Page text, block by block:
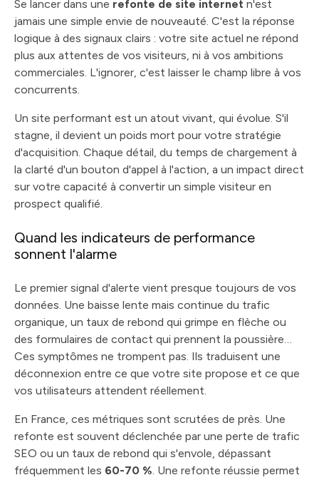
Se lancer dans une refonte de site internet n'est
jamais une simple envie de nouveauté. C'est la réponse
logique à des signaux clairs : votre site actuel ne répond
plus aux attentes de vos visiteurs, ni à vos ambitions
commerciales. L'ignorer, c'est laisser le champ libre à vos
concurrents.
Un site performant est un atout vivant, qui évolue. S'il
stagne, il devient un poids mort pour votre stratégie
d'acquisition. Chaque détail, du temps de chargement à
la clarté d'un bouton d'appel à l'action, a un impact direct
sur votre capacité à convertir un simple visiteur en
prospect qualifié.
Quand les indicateurs de performance
sonnent l'alarme
Le premier signal d'alerte vient presque toujours de vos
données. Une baisse lente mais continue du trafic
organique, un taux de rebond qui grimpe en flèche ou
des formulaires de contact qui prennent la poussière…
Ces symptômes ne trompent pas. Ils traduisent une
déconnexion entre ce que votre site propose et ce que
vos utilisateurs attendent réellement.
En France, ces métriques sont scrutées de près. Une
refonte est souvent déclenchée par une perte de trafic
SEO ou un taux de rebond qui s'envole, dépassant
fréquemment les 60-70 %. Une refonte réussie permet